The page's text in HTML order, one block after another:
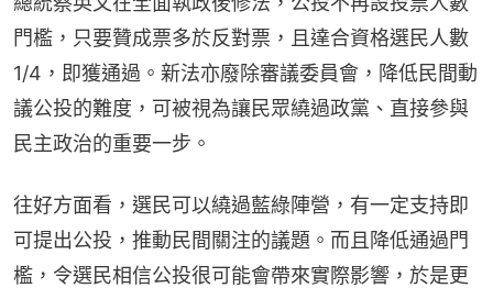
門檻，只要贊成票多於反對票，且達合資格選民人數
1/4，即獲通過。新法亦廢除審議委員會，降低民間動
議公投的難度，可被視為讓民眾繞過政黨、直接參與
民主政治的重要一步。
往好方面看，選民可以繞過藍綠陣營，有一定支持即
可提出公投，推動民間關注的議題。而且降低通過門
檻，令選民相信公投很可能會帶來實際影響，於是更